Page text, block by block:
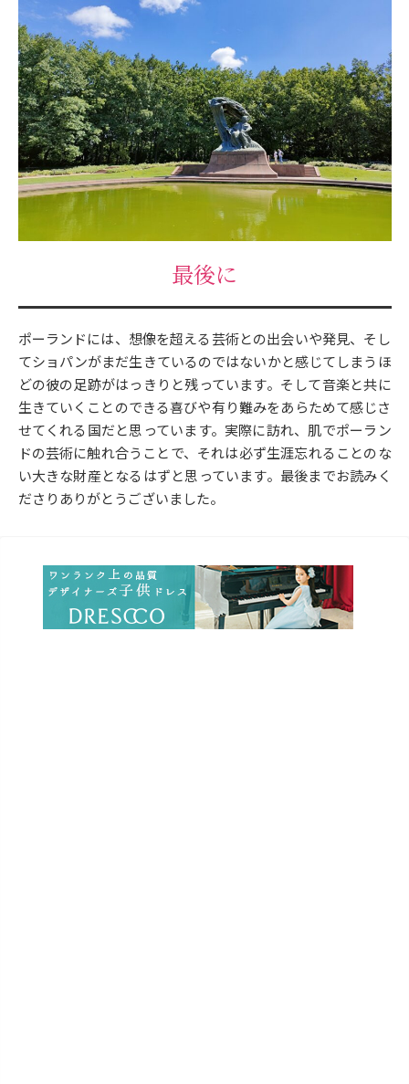
最後に
ポーランドには、想像を超える芸術との出会いや発見、そし
てショパンがまだ生きているのではないかと感じてしまうほ
どの彼の足跡がはっきりと残っています。そして音楽と共に
生きていくことのできる喜びや有り難みをあらためて感じさ
せてくれる国だと思っています。実際に訪れ、肌でポーラン
ドの芸術に触れ合うことで、それは必ず生涯忘れることのな
い大きな財産となるはずと思っています。最後までお読みく
ださりありがとうございました。